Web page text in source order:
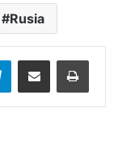
Rusia
TelegramCompartir por correo electrónico